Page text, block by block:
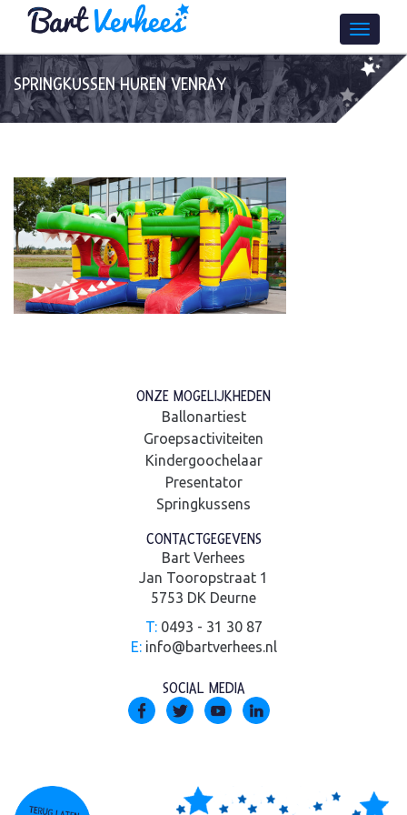
SPRINGKUSSEN HUREN VENRAY
ONZE MOGELIJKHEDEN
Ballonartiest
Groepsactiviteiten
Kindergoochelaar
Presentator
Springkussens
CONTACTGEGEVENS
Bart Verhees
Jan Tooropstraat 1
5753 DK Deurne
T:0493 - 31 30 87
E: info@bartverhees.nl
SOCIAL MEDIA